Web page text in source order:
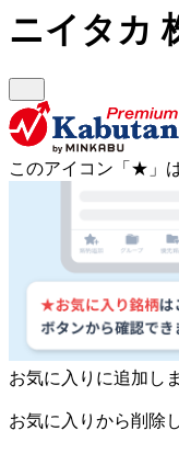
ニイタカ
このアイコン 「★」
お気に入りに追加し
お気に入りから削除